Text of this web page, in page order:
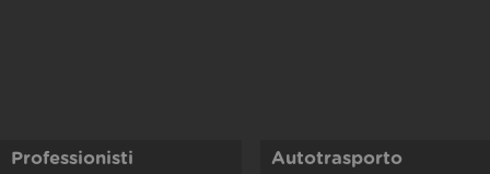
Professionisti Autotrasporto